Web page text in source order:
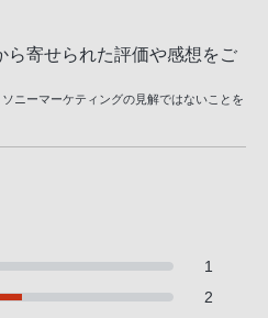
ら寄せられた評価や感想をご
ニーマーケティングの見解ではないことを
1
2